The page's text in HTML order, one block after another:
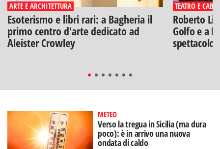
ARTE E ARCHITETTURA
Esoterismo e libri rari: a Bagheria il
primo centro d'arte dedicato ad
Aleister Crowley
TEATRO E
Roberto
Golfo e a
spettacolo"
METEO
Verso la tregua in Sicilia (ma dura
poco): è in arrivo una nuova
ondata di caldo